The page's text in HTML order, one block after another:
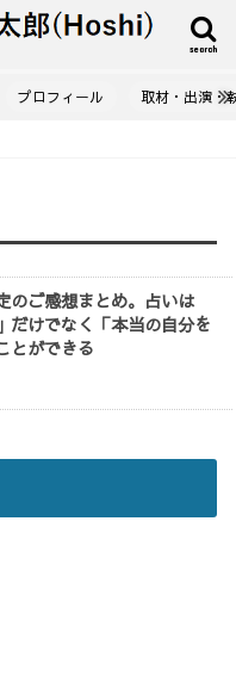
search
プロフィール 取材・出演・
のご感想まとめ。占いは
だけでなく「本当の自分を
とができる